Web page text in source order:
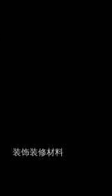
装饰装修材料